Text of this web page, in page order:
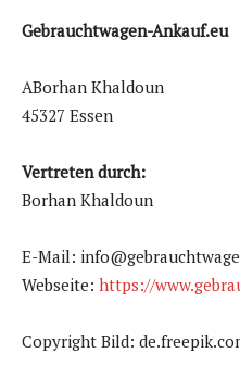
Gebrauchtwagen-Ankauf.eu
ABorhan Khaldoun
45327 Essen
Vertreten durch:
Borhan Khaldoun
E-Mail:
Webseite: https://
Copyright Bild: